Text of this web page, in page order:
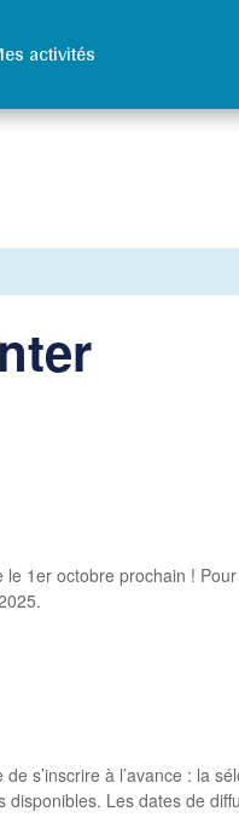
activités
1er octobre prochain !
s’inscrire à l’avance : la
Les dates de